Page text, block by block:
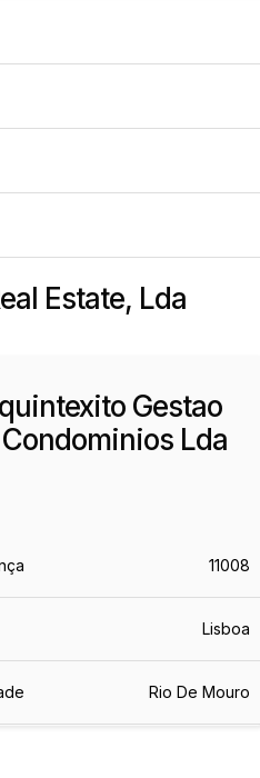
Estate, Lda
Gestao
Condominios Lda
11008
Lisboa
Rio De Mouro